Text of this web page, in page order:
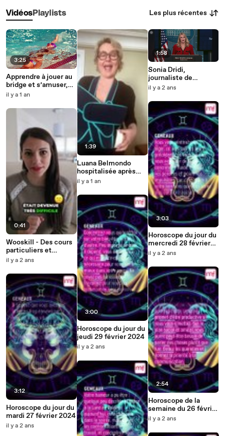
VidéosPlaylists Les plus récentes
3:25
Apprendre à jouer au
bridge et s’amuser,
c’est possible, même
il y a 1 an
0:41
Wooskill - Des cours
particuliers et
masterclass en ligne
il y a 2 ans
3:12
Horoscope du jour du
mardi 27 février 2024
il y a 2 ans
1:39
Luana Belmondo
hospitalisée après
une grosse chute
il y a 1 an
3:00
Horoscope du jour du
jeudi 29 février 2024
il y a 2 ans
1:58
Sonia Dridi,
journaliste de
BFMTV, critiquée
français
il y a 2 ans
3:03
Horoscope du jour du
mercredi 28 février
2024
il y a 2 ans
2:54
Horoscope de la
semaine du 26 février
au 3 mars 2024
il y a 2 ans